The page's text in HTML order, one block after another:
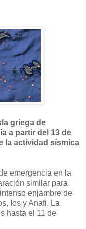
griega de
a partir del 13 de
la actividad sísmica
emergencia en la
similar para
enjambre de
Ios y Anafi. La
hasta el 11 de